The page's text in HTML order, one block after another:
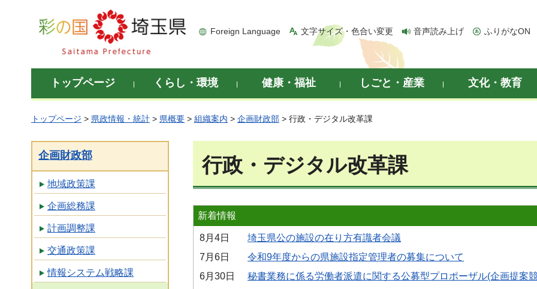
彩の国 埼玉県
Foreign Language 文字サイズ・色合い変更 音声読み上げ ふりがなON
トップページ くらし・環境 健康・福祉 しごと・産業 文化・教育
トップページ > 県政情報・統計 > 県概要 > 組織案内 > 企画財政部 > 行政・デジタル改革課
企画財政部
地域政策課
企画総務課
計画調整課
交通政策課
情報システム戦略課
行政・デジタル改革課
新着情報
8月4日
埼玉県公の施設の在り方有識者会議
7月6日
令和9年度からの県施設指定管理者の募集について
6月30日
秘書業務に係る労働者派遣に関する公募型プロポーザル(企画提案